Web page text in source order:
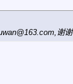
,谢谢